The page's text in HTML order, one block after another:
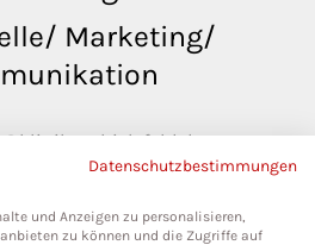
Marketing/
Str. 50
Bielefeld
Datenschutzbestimmungen
und Anzeigen zu personalisieren,
zu können und die Zugriffe auf